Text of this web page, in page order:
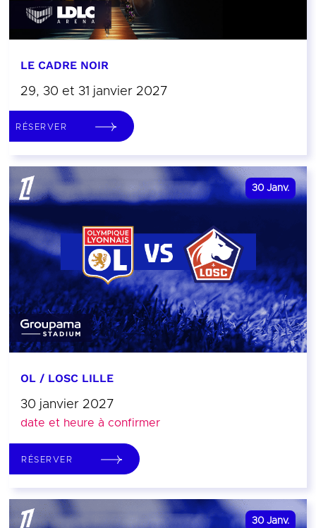
LE CADRE NOIR
29, 30 et 31 janvier 2027
RÉSERVER
30 Janv.
OL / LOSC LILLE
30 janvier 2027
date et heure à confirmer
RÉSERVER
30 Janv.